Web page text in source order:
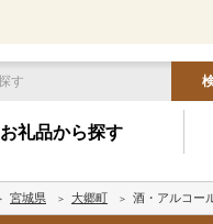
お礼品から探す
宮城県 大郷町 酒・アルコー